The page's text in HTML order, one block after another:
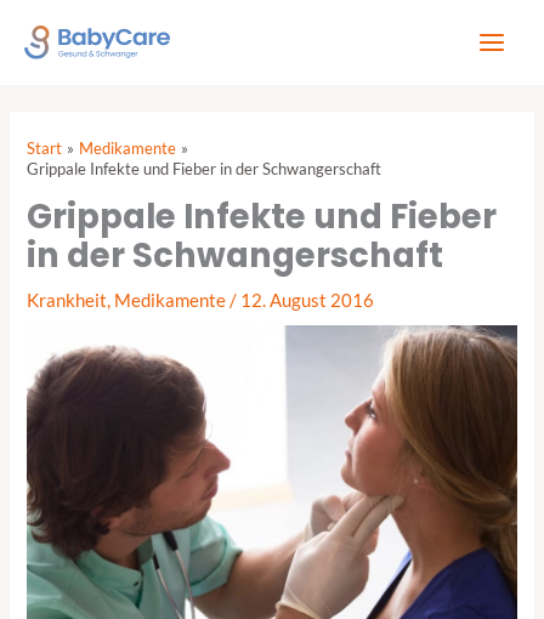
Inhalt
Start
Medikamente
Grippale Infekte und Fieber in der Schwangerschaft
Grippale Infekte und Fieber
in der Schwangerschaft
Krankheit, Medikamente/ 12. August 2016